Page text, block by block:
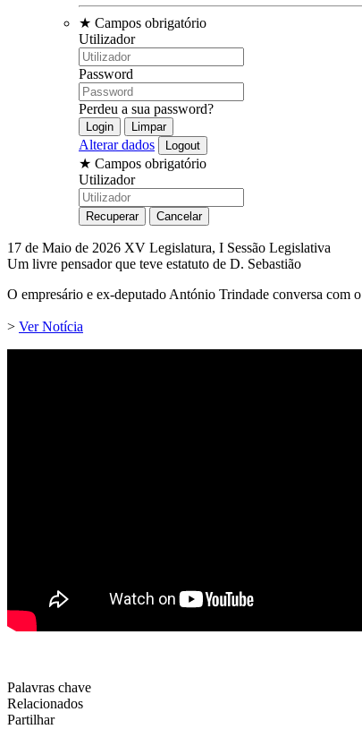
★ Campos obrigatório
Utilizador
Password
Perdeu a sua password?
Alterar dados
★ Campos obrigatório
Utilizador
17 de Maio de 2026 XV Legislatura, I Sessão Legislativa
Um livre pensador que teve estatuto de D. Sebastião
O empresário e ex-deputado António Trindade conversa com
> Ver Notícia
Palavras chave
Relacionados
Partilhar